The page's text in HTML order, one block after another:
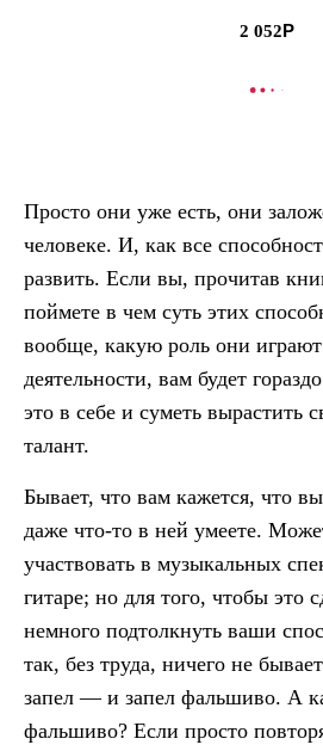
2 052
В КОРЗИНУ
Просто они уже есть, они
человеке. И, как все
развить. Если вы, прочитав
поймете в чем суть этих
вообще, какую роль они
деятельности, вам будет
это в себе и суметь вырастить
талант.
Бывает, что вам кажется, что
даже что-то в ней умеете.
участвовать в музыкальных
гитаре; но для того, чтобы это
немного подтолкнуть ваши
так, без труда, ничего не
запел — и запел фальшиво. А
фальшиво? Если просто